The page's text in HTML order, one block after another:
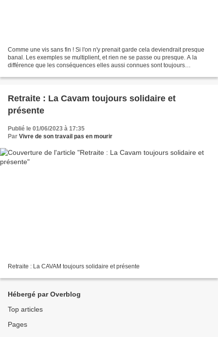
Comme une vis sans fin ! Si l'on n'y prenait garde cela deviendrait presque
banal. Les exemples se multiplient, et rien ne se passe ou presque. A la
différence que les conséquences elles aussi connues sont toujours
Retraite : La Cavam toujours solidaire et
présente
Publié le 01/06/2023 à 17:35
Par Vivre de son travail pas en mourir
Retraite : La CAVAM toujours solidaire et présente
Hébergé par Overblog
Top articles
Pages